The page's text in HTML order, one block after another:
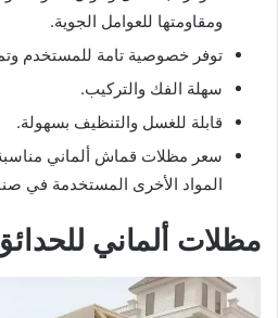
ومقاومتها للعوامل الجوية.
توفر خصوصية تامة للمستخدم
سهلة الفك والتركيب.
قابلة للغسل والتنظيف بسهولة.
سعر مظلات قماش ألماني مناسبة
المواد الأخرى المستخدمة في
مظلات ألماني